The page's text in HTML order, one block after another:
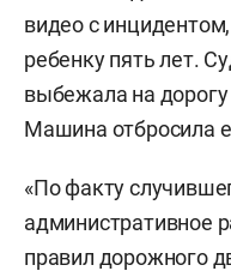
видео с
ребенку пять лет.
выбежала на
Машина отбросила
«По факту
административное
правил дорожного